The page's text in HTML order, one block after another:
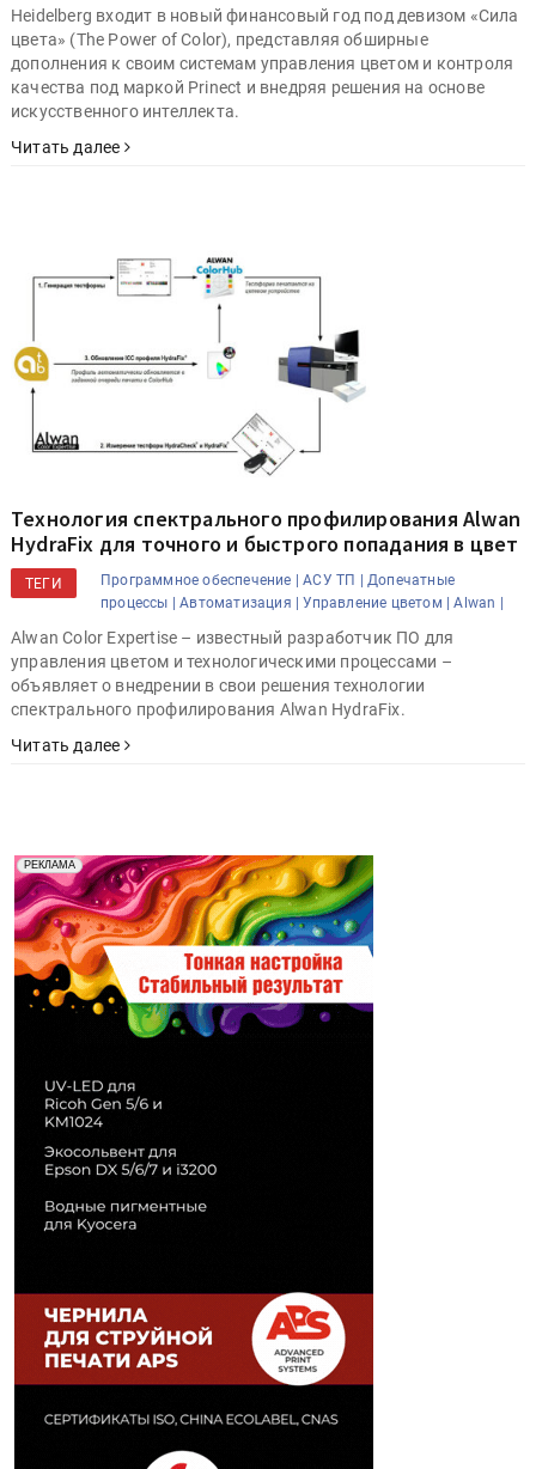
Heidelberg входит в новый финансовый год под девизом «Сила
цвета» (The Power of Color), представляя обширные
дополнения к своим системам управления цветом и контроля
качества под маркой Prinect и внедряя решения на основе
искусственного интеллекта.
Читать далее
Технология спектрального профилирования Alwan
HydraFix для точного и быстрого попадания в цвет
ТЕГИ Программное обеспечение | АСУ ТП | Допечатные
процессы | Автоматизация | Управление цветом | Alwan |
Alwan Color Expertise – известный разработчик ПО для
управления цветом и технологическими процессами –
объявляет о внедрении в свои решения технологии
спектрального профилирования Alwan HydraFix.
Читать далее
РЕКЛАМА
Реклама. Рекламодатель ООО "Передовые Системы
Печати" erid: 2SDnjd2d4Qz